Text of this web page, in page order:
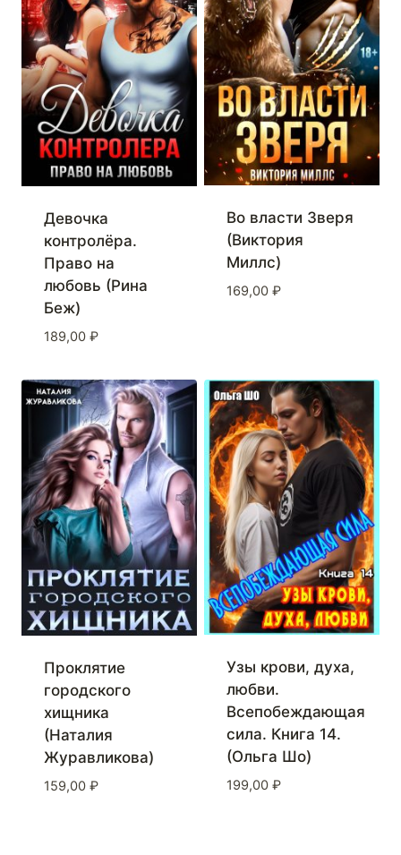
Девочка
контролёра.
Право на
любовь (Рина
Беж)
189,00 ₽
Во власти Зверя
(Виктория
Миллс)
169,00 ₽
Проклятие
городского
хищника
(Наталия
Журавликова)
159,00 ₽
Узы крови, духа,
любви.
Всепобеждающая
сила. Книга 14.
(Ольга Шо)
199,00 ₽